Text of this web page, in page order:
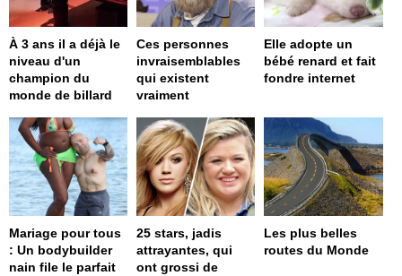
À 3 ans il a déjà le
niveau d'un
champion du
monde de billard
Ces personnes
invraisemblables
qui existent
vraiment
Elle adopte un
bébé renard et fait
fondre internet
Mariage pour tous
: Un bodybuilder
nain file le parfait
25 stars, jadis
attrayantes, qui
ont grossi de
Les plus belles
routes du Monde